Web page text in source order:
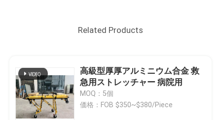
Related Products
高級型厚厚アルミニウム合金 救
急用ストレッチャー 病院用
MOQ：5個
価格：FOB $350~$380/Piece